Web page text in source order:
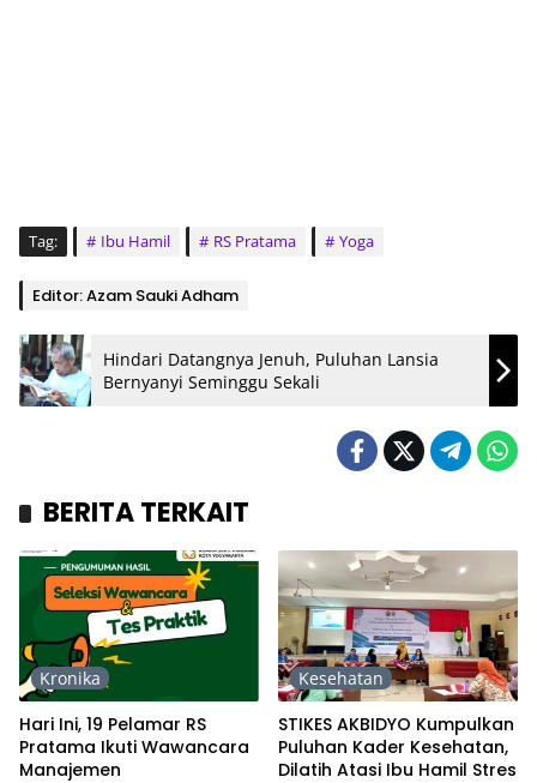
Tag: Ibu Hamil RS Pratama Yoga
Editor: Azam Sauki Adham
Hindari Datangnya Jenuh, Puluhan Lansia
Bernyanyi Seminggu Sekali
BERITA TERKAIT
Kronika
Hari Ini, 19 Pelamar RS
Pratama Ikuti Wawancara
Manajemen
Kesehatan
STIKES AKBIDYO Kumpulkan
Puluhan Kader Kesehatan,
Dilatih Atasi Ibu Hamil Stres